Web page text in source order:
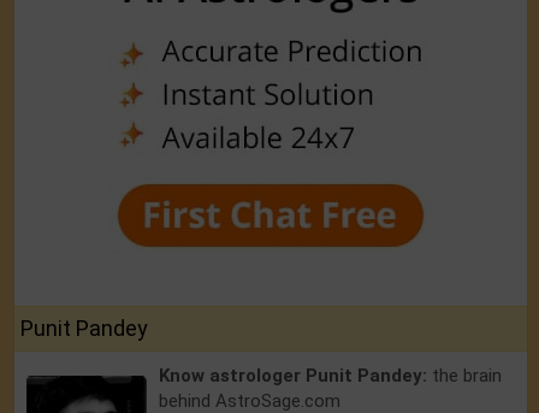
Punit Pandey
Know astrologer Punit Pandey: the brain
behind AstroSage.com